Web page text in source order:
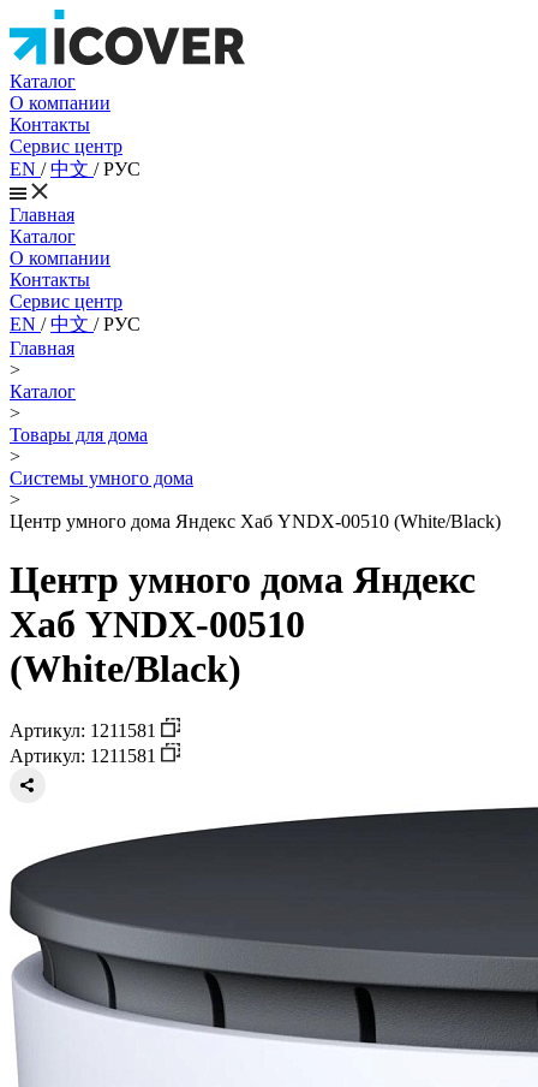
Каталог
О компании
Контакты
Сервис центр
EN /中文 /РУС
Главная
Каталог
О компании
Контакты
Сервис центр
EN /中文 /РУС
Главная
>
Каталог
>
Товары для дома
>
Системы умного дома
>
Центр умного дома Яндекс Хаб YNDX-00510 (White/Black)
Центр умного дома Яндекс
Хаб YNDX-00510
(White/Black)
Артикул: 1211581
Артикул: 1211581